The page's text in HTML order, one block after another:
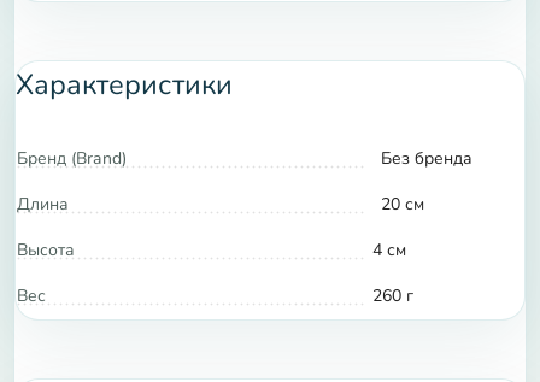
Не упустите возможность преобразить атмосферу
Закажите их уже сегодня и погрузитесь в мир гармонии
Характеристики
Бренд (Brand)
Без бренда
Длина
20 см
Высота
4 см
Вес
260 г